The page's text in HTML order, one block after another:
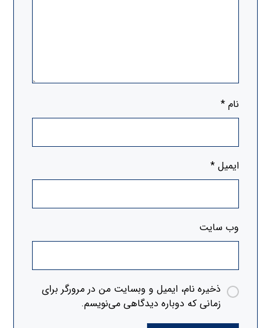
نام*
ایمیل*
وب‌ سایت
ذخیره نام، ایمیل و وبسایت من در مرورگر برای
زمانی که دوباره دیدگاهی می‌نویسم.